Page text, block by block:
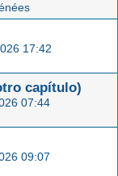
17:42
capítulo)
07:44
09:07